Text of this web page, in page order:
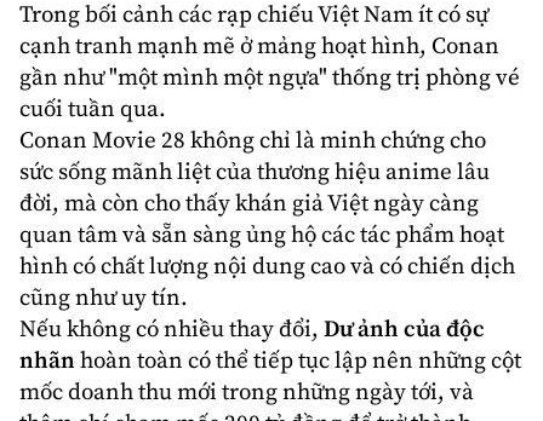
Trong bối cảnh các rạp chiếu Việt Nam ít có sự
cạnh tranh mạnh mẽ ở mảng hoạt hình, Conan
gần như "một mình một ngựa" thống trị phòng vé
cuối tuần qua.
Conan Movie 28 không chỉ là minh chứng cho
sức sống mãnh liệt của thương hiệu anime lâu
đời, mà còn cho thấy khán giả Việt ngày càng
quan tâm và sẵn sàng ủng hộ các tác phẩm hoạt
hình có chất lượng nội dung cao và có chiến dịch
cũng như uy tín.
Nếu không có nhiều thay đổi, Dư ảnh của độc
nhãn hoàn toàn có thể tiếp tục lập nên những cột
mốc doanh thu mới trong những ngày tới, và